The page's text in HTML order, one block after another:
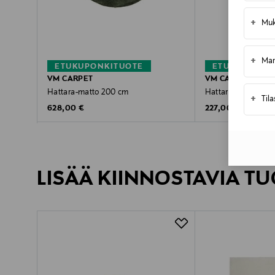
+
+
+
ETUKUPONKITUOTE
VM CARPET
Hattara-matto 200 cm
Original Price
628,00 €
VM CARPET
Hattara-matto 80 x
Original Price
227,00 €
LISÄÄ KIINNOSTAVIA